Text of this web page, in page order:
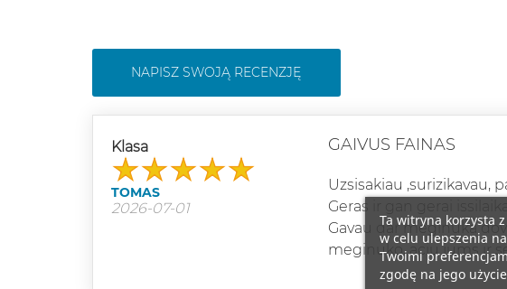
NAPISZ SWOJĄ RECENZJĘ
Klasa
TOMAS
2026-07-01
GAIVUS FAINAS
Uzsisakiau ,surizikavau,
Geras ir gan gerai
Gavau dar meginuka
meginuko, aciu jums ir
Ta witryna korzysta
w celu ulepszenia
Twoimi
zgodę na jego